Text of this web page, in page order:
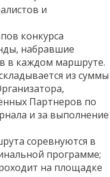
и
конкурса
набравшие
в каждом маршруте.
из суммы
Партнеров по
и за выполнение
соревнуются в
программе;
на площадке